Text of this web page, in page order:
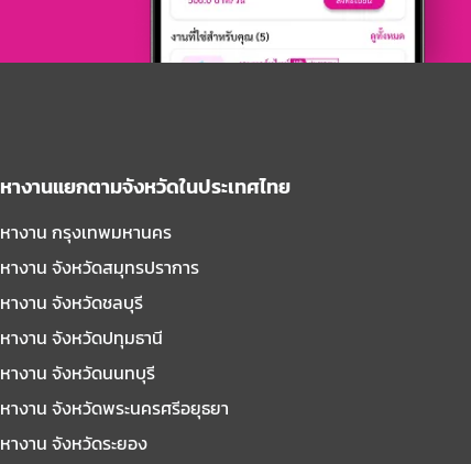
หางานแยกตามจังหวัดในประเทศไทย
หางาน กรุงเทพมหานคร
หางาน จังหวัดสมุทรปราการ
หางาน จังหวัดชลบุรี
หางาน จังหวัดปทุมธานี
หางาน จังหวัดนนทบุรี
หางาน จังหวัดพระนครศรีอยุธยา
หางาน จังหวัดระยอง